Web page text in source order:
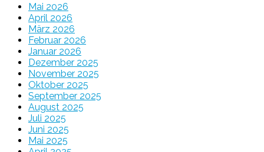
Mai 2026
April 2026
März 2026
Februar 2026
Januar 2026
Dezember 2025
November 2025
Oktober 2025
September 2025
August 2025
Juli 2025
Juni 2025
Mai 2025